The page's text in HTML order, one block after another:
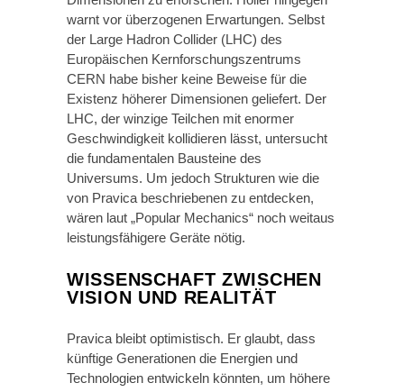
warnt vor überzogenen Erwartungen. Selbst
der Large Hadron Collider (LHC) des
Europäischen Kernforschungszentrums
CERN habe bisher keine Beweise für die
Existenz höherer Dimensionen geliefert. Der
LHC, der winzige Teilchen mit enormer
Geschwindigkeit kollidieren lässt, untersucht
die fundamentalen Bausteine des
Universums. Um jedoch Strukturen wie die
von Pravica beschriebenen zu entdecken,
wären laut „Popular Mechanics“ noch weitaus
leistungsfähigere Geräte nötig.
WISSENSCHAFT ZWISCHEN
VISION UND REALITÄT
Pravica bleibt optimistisch. Er glaubt, dass
künftige Generationen die Energien und
Technologien entwickeln könnten, um höhere